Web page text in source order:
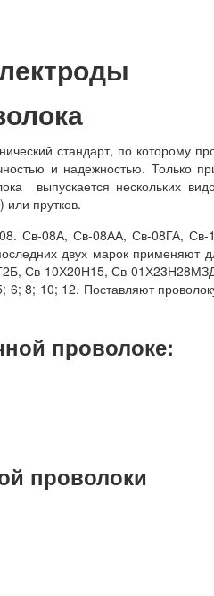
стандарт, по которому
и надежностью. Только
выпускается нескольких
прутков.
Св-08А, Св-08АА, Св-08ГА,
двух марок применяют
Св-10Х20Н15, Св-
10; 12. Поставляют
проволоке:
проволоки